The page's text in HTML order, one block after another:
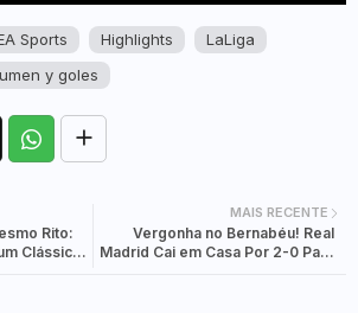
Sports Highlights
LaLiga
y goles
MAIS RECENTE
Vergonha no Bernabéu! Real
Madrid Cai em Casa Por 2-0 Para
Rito:
Clássico